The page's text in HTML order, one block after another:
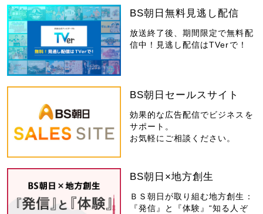
BS朝日無料見逃し配信
放送終了後、期間限定で無料配
信中！見逃し配信はTVerで！
BS朝日セールスサイト
効果的な広告配信でビジネスを
サポート。
お気軽にご相談ください。
BS朝日×地方創生
ＢＳ朝日が取り組む地方創生：
『発信』と『体験』“知る人ぞ